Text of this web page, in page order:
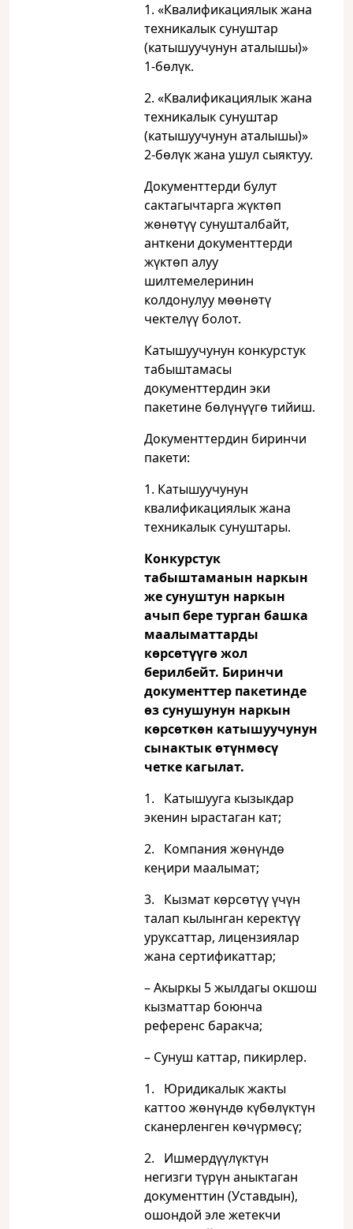
1. «Квалификациялык жана
техникалык сунуштар
(катышуучунун аталышы)»
1-бөлүк.
2. «Квалификациялык жана
техникалык сунуштар
(катышуучунун аталышы)»
2-бөлүк жана ушул сыяктуу.
Документтерди булут
сактагычтарга жүктөп
жөнөтүү сунушталбайт,
анткени документтерди
жүктөп алуу
шилтемелеринин
колдонулуу мөөнөтү
чектелүү болот.
Катышуучунун конкурстук
табыштамасы
документтердин эки
пакетине бөлүнүүгө тийиш.
Документтердин биринчи
пакети:
1. Катышуучунун
квалификациялык жана
техникалык сунуштары.
Конкурстук
табыштаманын наркын
же сунуштун наркын
ачып бере турган башка
маалыматтарды
көрсөтүүгө жол
берилбейт. Биринчи
документтер пакетинде
өз сунушунун наркын
көрсөткөн катышуучунун
сынактык өтүнмөсү
четке кагылат.
1. Катышууга кызыкдар
экенин ырастаган кат;
2. Компания жөнүндө
кеңири маалымат;
3. Кызмат көрсөтүү үчүн
талап кылынган керектүү
уруксаттар, лицензиялар
жана сертификаттар;
– Акыркы 5 жылдагы окшош
кызматтар боюнча
референс баракча;
– Сунуш каттар, пикирлер.
1. Юридикалык жакты
каттоо жөнүндө күбөлүктүн
сканерленген көчүрмөсү;
2. Ишмердүүлүктүн
негизги түрүн аныктаган
документтин (Уставдын),
ошондой эле жетекчи